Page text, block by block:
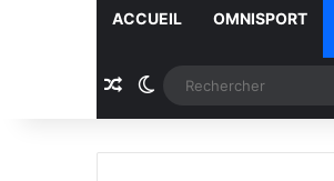
ACCUEIL OMNISPORT
Article Aléatoire
Switch skin